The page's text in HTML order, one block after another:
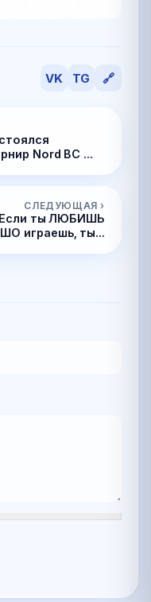
VK TG 🔗
Nord BC ...
СЛЕДУЮЩАЯ ›
ты ЛЮБИШЬ
играешь, ты...